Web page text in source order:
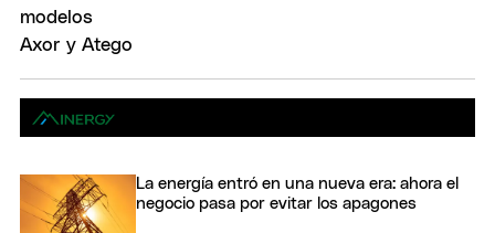
La energía entró en una nueva era: ahora el
negocio pasa por evitar los apagones